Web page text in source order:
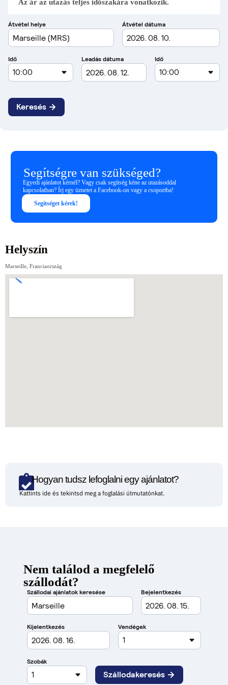
Az ár az utazás teljes időszakára vonatkozik.
Segítségre van szükséged?
Egyedi ajánlatot kérnél? Vagy csak segítség kéne az utazásoddal
kapcsolatban? Írj egy üznetet a Facebook-on vagy a csoportba!
Segítséget kérek!
Helyszín
Marseille, Franciaország
Hogyan tudsz lefoglalni egy ajánlatot?
Kattints ide és tekintsd meg a foglalási útmutatónkat.
Nem találod a megfelelő
szállodát?